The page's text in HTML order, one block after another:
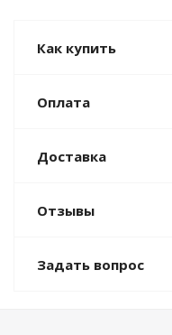
Как купить
Оплата
Доставка
Отзывы
Задать вопрос